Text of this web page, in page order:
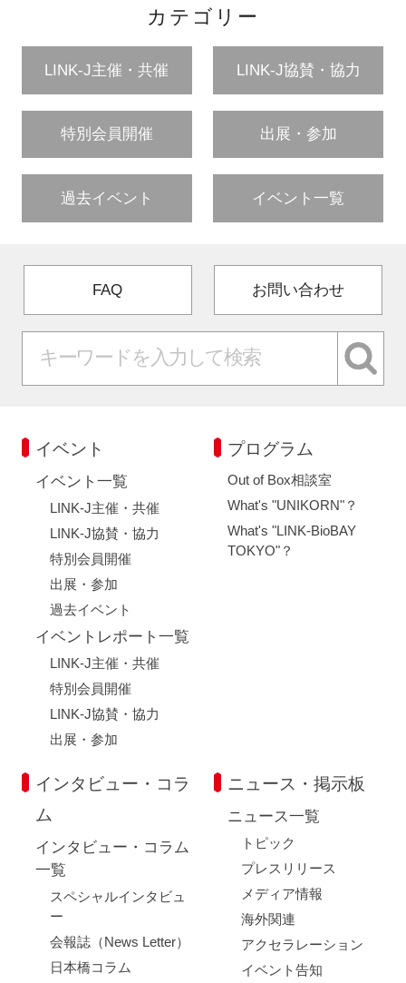
カテゴリー
LINK-J主催・共催 LINK-J協賛・協力
特別会員開催 出展・参加
過去イベント イベント一覧
FAQ お問い合わせ
イベント
イベント一覧
LINK-J主催・共催
LINK-J協賛・協力
特別会員開催
出展・参加
過去イベント
イベントレポート一覧
LINK-J主催・共催
特別会員開催
LINK-J協賛・協力
出展・参加
プログラム
Out of Box相談室
What's "UNIKORN"？
What's "LINK-BioBAY
TOKYO"？
インタビュー・コラ
ム
インタビュー・コラム
一覧
スペシャルインタビュ
ー
会報誌（News Letter）
日本橋コラム
ニュース・掲示板
ニュース一覧
トピック
プレスリリース
メディア情報
海外関連
アクセラレーション
イベント告知